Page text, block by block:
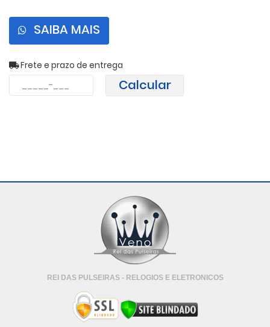
SAIBA MAIS
Frete e prazo de entrega
Calcular
REI DAS PULSEIRAS - RELOGIOS E ELETRONICOS